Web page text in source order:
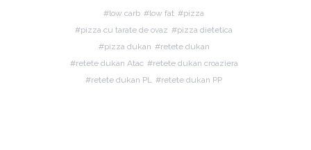
low carb low fat
pizza
pizza cu tarate de ovaz
pizza dietetica
pizza dukan
retete dukan
retete dukan Atac
retete dukan croaziera
retete dukan PL
retete dukan PP